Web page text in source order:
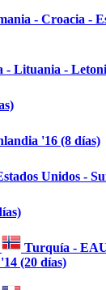
- Croacia -
- Lituania -
'16 (8 días)
Unidos -
Turquía -
(20 días)